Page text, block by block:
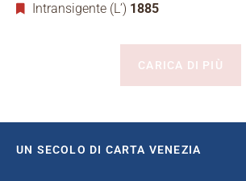
Intransigente (L’) 1885
CARICA DI PIÙ
UN SECOLO DI CARTA VENEZIA